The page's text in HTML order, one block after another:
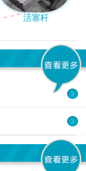
活塞杆